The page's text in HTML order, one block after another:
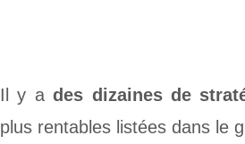
Il y ades dizaines de
plus rentables listées dans le